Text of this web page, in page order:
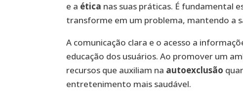
e a ética nas suas práticas. É fundamental
transforme em um problema, mantendo a
A comunicação clara e o acesso a
educação dos usuários. Ao promover um
recursos que auxiliam na autoexclusão
entretenimento mais saudável.